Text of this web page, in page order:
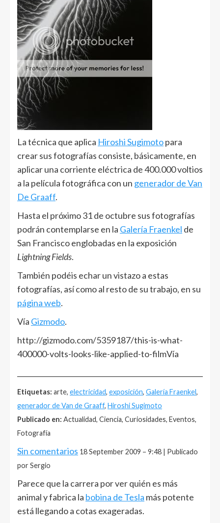
La técnica que aplica Hiroshi Sugimotopara
crear sus fotografías consiste, básicamente, en
aplicar una corriente eléctrica de 400.000 voltios
a la película fotográfica con un generador de Van
De Graaff.
Hasta el próximo 31 de octubre sus fotografías
podrán contemplarse en la Galería Fraenkel de
San Francisco englobadas en la exposición
Lightning Fields.
También podéis echar un vistazo a estas
fotografías, así como al resto de su trabajo, en su
página web.
Vía Gizmodo.
http://gizmodo.com/5359187/this-is-what-
400000-volts-looks-like-applied-to-filmVía
Etiquetas: arte, electricidad, exposición, Galería Fraenkel,
generador de Van de Graaff, Hiroshi Sugimoto
Publicado en: Actualidad, Ciencia, Curiosidades, Eventos,
Fotografía
Sin comentarios 18 September 2009 – 9:48 | Publicado
por Sergio
Parece que la carrera por ver quién es más
animal y fabrica la bobina de Tesla más potente
está llegando a cotas exageradas.